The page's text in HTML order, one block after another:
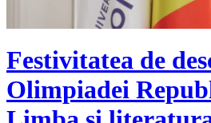
Festivitatea de
Olimpiadei